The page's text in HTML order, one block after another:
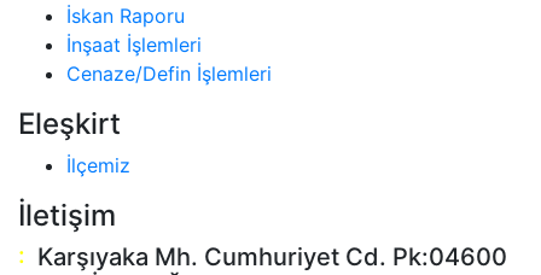
İskan Raporu
İnşaat İşlemleri
Cenaze/Defin İşlemleri
Eleşkirt
İlçemiz
İletişim
: Karşıyaka Mh. Cumhuriyet Cd. Pk:04600